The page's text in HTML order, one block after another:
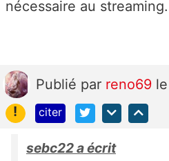
nécessaire au
Publié par reno69
!
citer
sebc22 a écrit